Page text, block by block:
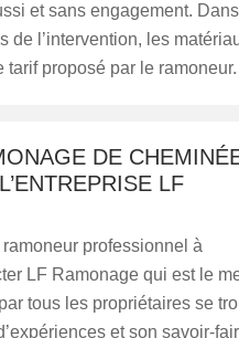
et sans engagement.
de l’intervention, les
proposé par le ramoneur.
DE
LF
professionnel à
LF Ramonage qui est le
tous les propriétaires se
et son savoir-